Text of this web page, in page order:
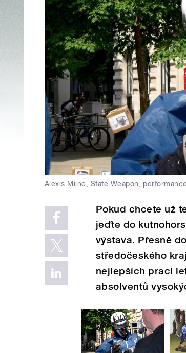
Alexis Milne, State Weapon,
Pokud chcete už
jeďte do
výstava. Přesně
středočeského
nejlepších prací
absolventů